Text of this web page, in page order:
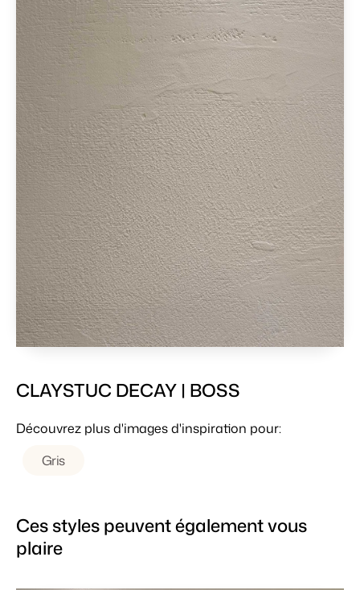
CLAYSTUC DECAY | BOSS
Découvrez plus d'images d'inspiration pour:
Gris
Ces styles peuvent également vous
plaire